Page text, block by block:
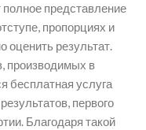
полное представление
пропорциях и
оценить результат.
производимых в
бесплатная услуга
первого
Благодаря такой